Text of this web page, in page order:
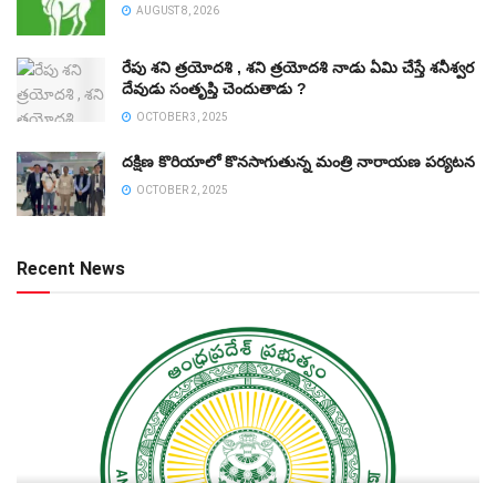
AUGUST 8, 2026
రేపు శని త్రయోదశి , శని త్రయోదశి నాడు ఏమి చేస్తే శనీశ్వర
దేవుడు సంతృప్తి చెందుతాడు ?
OCTOBER 3, 2025
దక్షిణ కొరియాలో కొనసాగుతున్న మంత్రి నారాయణ పర్యటన
OCTOBER 2, 2025
Recent News